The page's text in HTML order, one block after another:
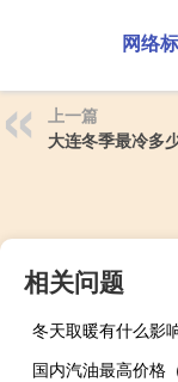
网络
上一篇
大连冬季最冷多
相关问题
冬天取暖有什么影